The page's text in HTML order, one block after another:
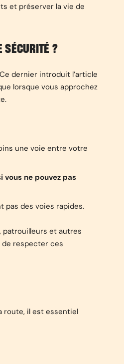
et préserver la vie de
SÉCURITÉ ?
dernier introduit l’article
lorsque vous approchez
une voie entre votre
vous ne pouvez pas
pas des voies rapides.
et autres
de respecter ces
route, il est essentiel